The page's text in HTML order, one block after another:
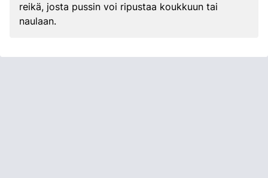
reikä, josta pussin voi ripustaa koukkuun tai
naulaan.